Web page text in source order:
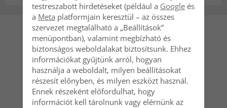
Telefon: +46 31-320 22 00
Lépjen kapcsolatba velünk
testreszabott hirdetéseket (például a Googleés
a Meta platformjain keresztül – az összes
szervezet megtalálható a „Beállítások”
menüpontban), valamint megbízható és
biztonságos weboldalakat biztosítsunk. Ehhez
információkat gyűjtünk arról, hogyan
használja a weboldalt, milyen beállításokat
részesít előnyben, és milyen eszközt használ.
Ennek részeként előfordulhat, hogy
információt kell tárolnunk vagy elérnünk az